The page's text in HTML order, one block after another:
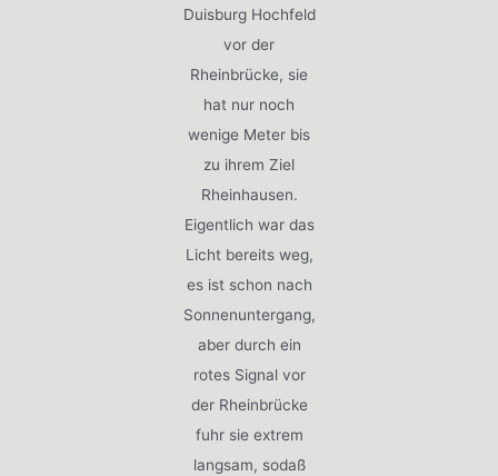
Duisburg Hochfeld
vor der
Rheinbrücke, sie
hat nur noch
wenige Meter bis
zu ihrem Ziel
Rheinhausen.
Eigentlich war das
Licht bereits weg,
es ist schon nach
Sonnenuntergang,
aber durch ein
rotes Signal vor
der Rheinbrücke
fuhr sie extrem
langsam, sodaß